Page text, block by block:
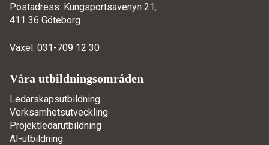
Postadress: Kungsportsavenyn 21,
411 36 Göteborg
Växel: 031-709 12 30
Våra utbildningsområden
Ledarskapsutbildning
Verksamhetsutveckling
Projektledarutbildning
AI-utbildning